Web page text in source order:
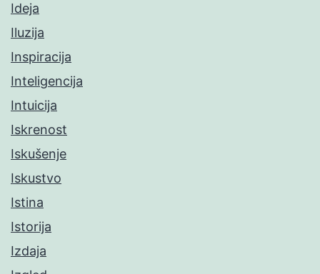
Ideja
Iluzija
Inspiracija
Inteligencija
Intuicija
Iskrenost
Iskušenje
Iskustvo
Istina
Istorija
Izdaja